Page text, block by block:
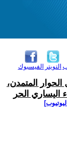
الفيسبوك التويتر
المتمدن،
اليساري الحر